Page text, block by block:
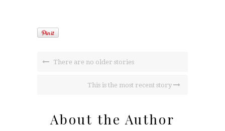
There are no older stories
This is the most recent story
About the Author